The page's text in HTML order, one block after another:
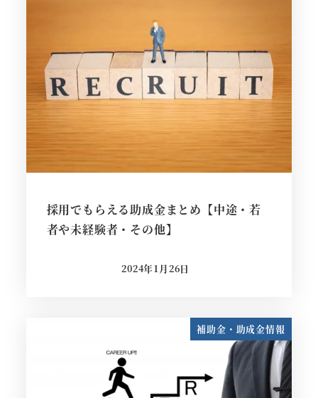
採用でもらえる助成金まとめ【中途・若
者や未経験者・その他】
投稿日
2024年1月26日
補助金・助成金情報